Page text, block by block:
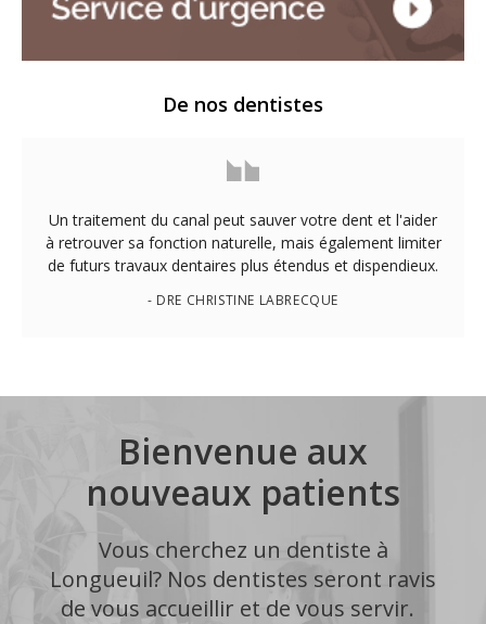
De nos dentistes
Un traitement du canal peut sauver votre dent et l'aider
à retrouver sa fonction naturelle, mais également limiter
de futurs travaux dentaires plus étendus et dispendieux.
- DRE CHRISTINE LABRECQUE
Bienvenue aux
nouveaux patients
Vous cherchez un dentiste à
Longueuil? Nos dentistes seront ravis
de vous accueillir et de vous servir.